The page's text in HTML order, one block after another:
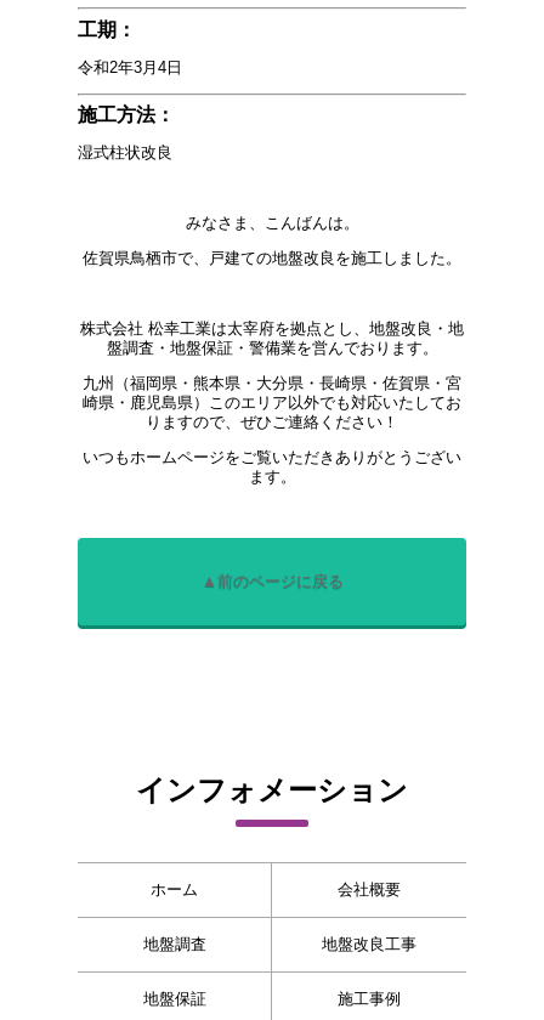
工期：
令和2年3月4日
施工方法：
湿式柱状改良
みなさま、こんばんは。
佐賀県鳥栖市で、戸建ての地盤改良を施工しました。
株式会社 松幸工業は太宰府を拠点とし、地盤改良・地
盤調査・地盤保証・警備業を営んでおります。
九州（福岡県・熊本県・大分県・長崎県・佐賀県・宮
崎県・鹿児島県）このエリア以外でも対応いたしてお
りますので、ぜひご連絡ください！
いつもホームページをご覧いただきありがとうござい
ます。
▲前のページに戻る
インフォメーション
ホーム 会社概要
地盤調査 地盤改良工事
地盤保証 施工事例